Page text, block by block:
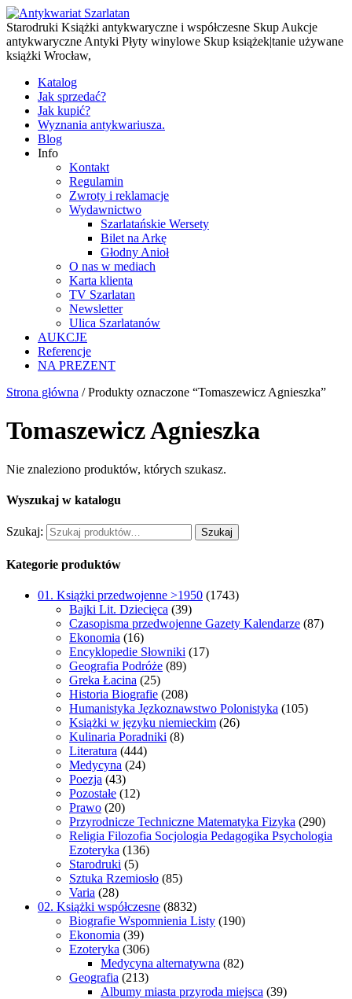
Starodruki Książki antykwaryczne i współczesne Skup Aukcje
antykwaryczne Antyki Płyty winylowe Skup książek|tanie używane
książki Wrocław,
Katalog
Jak sprzedać?
Jak kupić?
Wyznania antykwariusza.
Blog
Info
Kontakt
Regulamin
Zwroty i reklamacje
Wydawnictwo
Szarlatańskie Wersety
Bilet na Arkę
Głodny Anioł
O nas w mediach
Karta klienta
TV Szarlatan
Newsletter
Ulica Szarlatanów
AUKCJE
Referencje
NA PREZENT
Strona główna / Produkty oznaczone “Tomaszewicz Agnieszka”
Tomaszewicz Agnieszka
Nie znaleziono produktów, których szukasz.
Wyszukaj w katalogu
Szukaj: Szukaj
Kategorie produktów
01. Książki przedwojenne >1950 (1743)
Bajki Lit. Dziecięca (39)
Czasopisma przedwojenne Gazety Kalendarze (87)
Ekonomia (16)
Encyklopedie Słowniki (17)
Geografia Podróże (89)
Greka Łacina (25)
Historia Biografie (208)
Humanistyka Jęzkoznawstwo Polonistyka (105)
Książki w języku niemieckim (26)
Kulinaria Poradniki (8)
Literatura (444)
Medycyna (24)
Poezja (43)
Pozostałe (12)
Prawo (20)
Przyrodnicze Techniczne Matematyka Fizyka (290)
Religia Filozofia Socjologia Pedagogika Psychologia
Ezoteryka (136)
Starodruki (5)
Sztuka Rzemiosło (85)
Varia (28)
02. Książki współczesne (8832)
Biografie Wspomnienia Listy (190)
Ekonomia (39)
Ezoteryka (306)
Medycyna alternatywna (82)
Geografia (213)
Albumy miasta przyroda miejsca (39)